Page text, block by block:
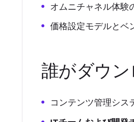
オムニチャネル体験
価格設定モデルとベ
誰がダウ
コンテンツ管理シス